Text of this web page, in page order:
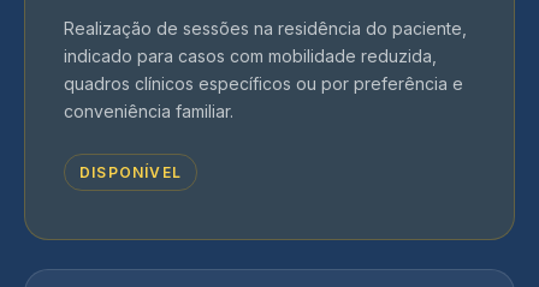
Realização de sessões na residência do paciente,
indicado para casos com mobilidade reduzida,
quadros clínicos específicos ou por preferência e
conveniência familiar.
DISPONÍVEL